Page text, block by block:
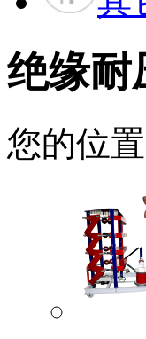
绝缘耐
您的位置